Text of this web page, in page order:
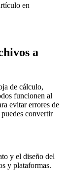
en
a
de cálculo,
funcionen al
evitar errores de
convertir
y el diseño del
y plataformas.